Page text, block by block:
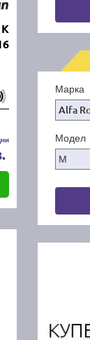
Марка
Модел